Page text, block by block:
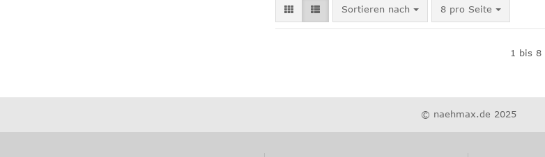
Sortieren nach
Sortieren nach 8 pro Seite
pro Seite
1 bis8
© naehmax.de 2025